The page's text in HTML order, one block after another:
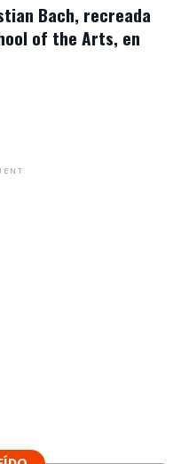
Bach, recreada
of the Arts, en